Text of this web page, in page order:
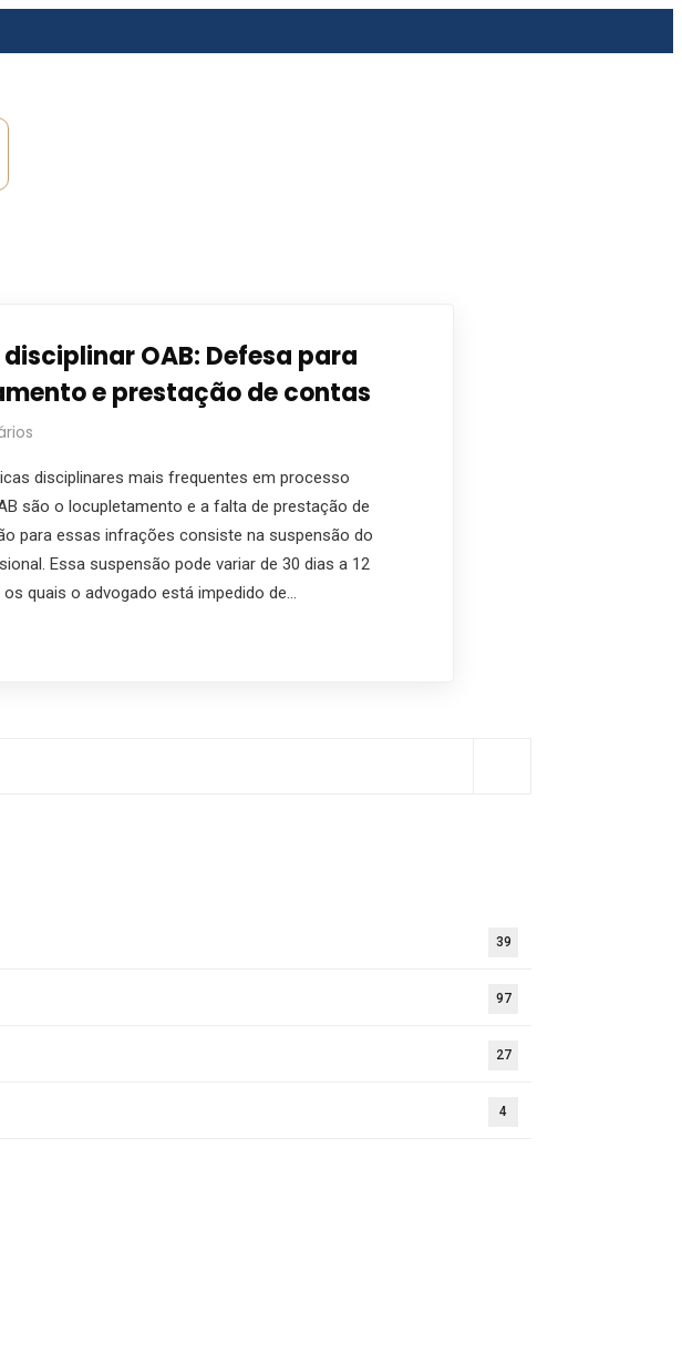
OAB: Defesa para
e prestação de contas
disciplinares mais frequentes em processo
são o locupletamento e a falta de prestação de
para essas infrações consiste na suspensão do
Essa suspensão pode variar de 30 dias a 12
quais o advogado está impedido de…
39
97
27
4